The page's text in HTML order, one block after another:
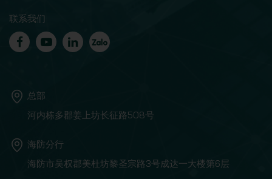
联系我们
总部
河内栋多郡姜上坊长征路508号
海防分行
海防市吴权郡美杜坊黎圣宗路3号成达一大楼第6层